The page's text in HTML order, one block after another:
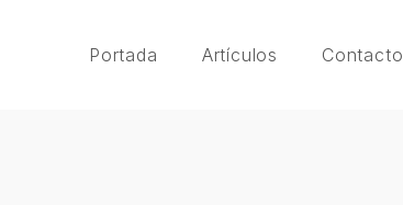
Portada Artículos Contacto